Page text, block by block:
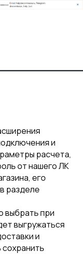
и
расчета,
от нашего ЛК
его
разделе
выбрать при
выгружаться
и
сохранить